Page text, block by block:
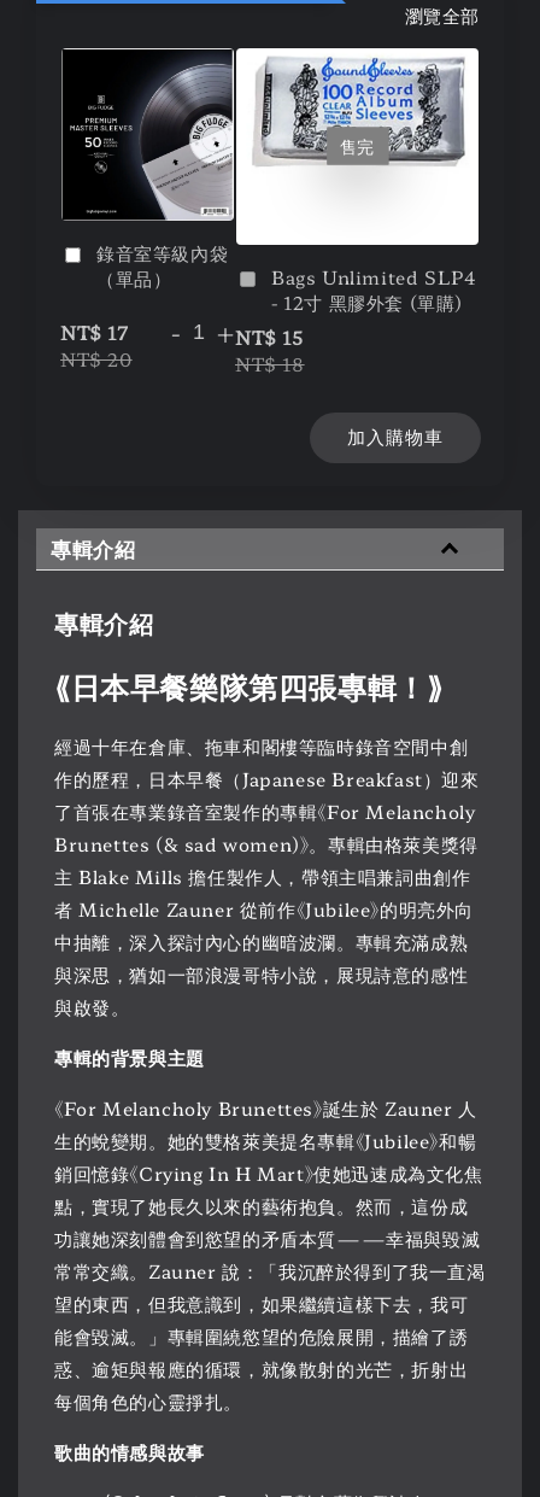
瀏覽全部
錄音室等級內袋
（單品）
NT$ 17
NT$ 20
- +
售完
Bags Unlimited SLP4
- 12寸 黑膠外套 (單購)
NT$ 15
NT$ 18
加入購物車
專輯介紹
專輯介紹
⟪日本早餐樂隊第四張專輯！⟫
經過十年在倉庫、拖車和閣樓等臨時錄音空間中創
作的歷程，日本早餐（Japanese Breakfast）迎來
了首張在專業錄音室製作的專輯《For Melancholy
Brunettes (& sad women)》。專輯由格萊美獎得
主 Blake Mills 擔任製作人，帶領主唱兼詞曲創作
者 Michelle Zauner 從前作《Jubilee》的明亮外向
中抽離，深入探討內心的幽暗波瀾。專輯充滿成熟
與深思，猶如一部浪漫哥特小說，展現詩意的感性
與啟發。
專輯的背景與主題
《For Melancholy Brunettes》誕生於 Zauner 人
生的蛻變期。她的雙格萊美提名專輯《Jubilee》和暢
銷回憶錄《Crying In H Mart》使她迅速成為文化焦
點，實現了她長久以來的藝術抱負。然而，這份成
功讓她深刻體會到慾望的矛盾本質——幸福與毀滅
常常交織。Zauner 說：「我沉醉於得到了我一直渴
望的東西，但我意識到，如果繼續這樣下去，我可
能會毀滅。」專輯圍繞慾望的危險展開，描繪了誘
惑、逾矩與報應的循環，就像散射的光芒，折射出
每個角色的心靈掙扎。
歌曲的情感與故事